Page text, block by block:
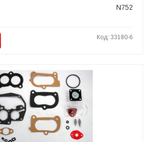
N752
Код: 33180-6